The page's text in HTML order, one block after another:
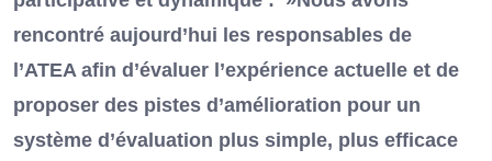
rencontré aujourd’hui les responsables de
l’ATEA afin d’évaluer l’expérience actuelle et de
proposer des pistes d’amélioration pour un
système d’évaluation plus simple, plus efficace